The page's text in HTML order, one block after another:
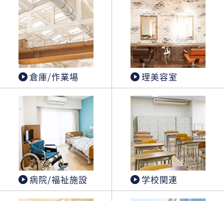
倉庫/作業場 理美容室
病院/福祉施設 学校関連